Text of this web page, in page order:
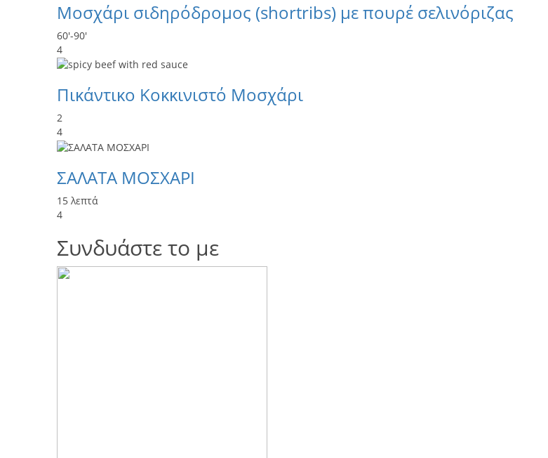
Μοσχάρι σιδηρόδρομος (shortribs) με πουρέ σελινόριζας
60'-90'
4
Πικάντικο Κοκκινιστό Μοσχάρι
2
4
ΣΑΛΑΤΑ ΜΟΣΧΑΡΙ
15 λεπτά
4
Συνδυάστε το με